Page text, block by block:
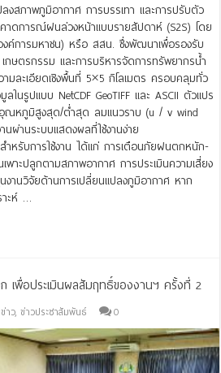
งสภาพภูมิอากาศ การบรรเทา และการปรับตัว
าดการณ์ฝนล่วงหน้าแบบรายสัปดาห์ (S2S) โดย
ค์การมหาชน) หรือ สสน. ซึ่งพัฒนาเพื่อรองรับ
ษตรกรรม และการบริหารจัดการทรัพยากรน้ำ
ละเอียดเชิงพื้นที่ 5×5 กิโลเมตร ครอบคลุมทั่ว
ในรูปแบบ NetCDF GeoTIFF และ ASCII ตัวแปร
ณหภูมิสูงสุด/ต่ำสุด ลมแนวราบ (u / v wind
านผ่านระบบแสดงผลที่ใช้งานง่าย
ำหรับการใช้งาน ได้แก่ การเตือนภัยฝนตกหนัก-
พาะปลูกตามสภาพอากาศ การประเมินความเสี่ยง
านวิจัยด้านการเปลี่ยนแปลงภูมิอากาศ หาก
าะห์ …
เพื่อประเมินผลสัมฤทธิ์ของงานฯ ครั้งที่ 2
ข่าว,ข่าวประชาสัมพันธ์ 0